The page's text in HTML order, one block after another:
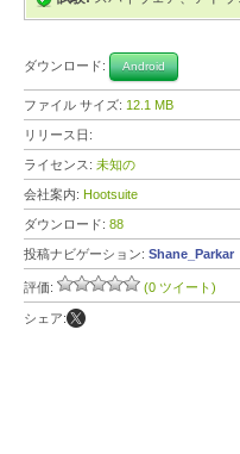
ダウンロード: Android
ファイル サイズ: 12.1 MB
リリース日:
ライセンス: 未知の
会社案内: Hootsuite
ダウンロード: 88
投稿ナビゲーション: Shane_Parkar
評価: (0 ツイート)
シェア: